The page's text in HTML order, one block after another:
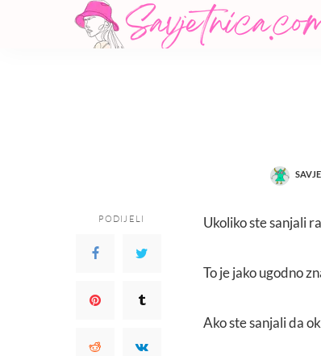
PODIJELI Ukoliko ste sanjali
To je jako ugodno
Ako ste sanjali da